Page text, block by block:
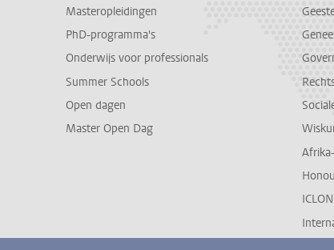
Masteropleidingen
PhD-programma's
Onderwijs voor professionals
Summer Schools
Open dagen
Master Open Dag
ICLON